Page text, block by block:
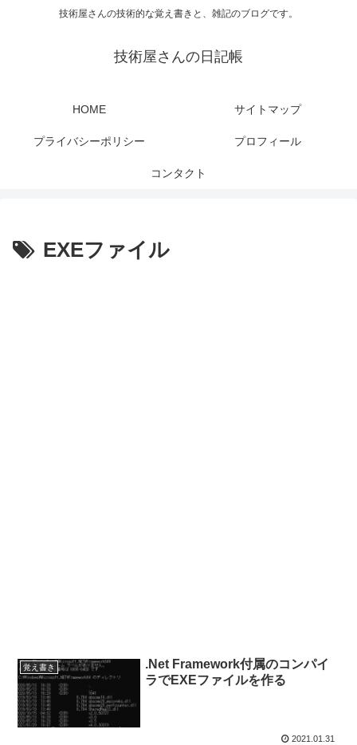
技術屋さんの技術的な覚え書きと、雑記のブログです。
技術屋さんの日記帳
HOME サイトマップ
プライバシーポリシー プロフィール
コンタクト
EXEファイル
覚え書き
.Net Framework付属のコンパイ
ラでEXEファイルを作る
2021.01.31